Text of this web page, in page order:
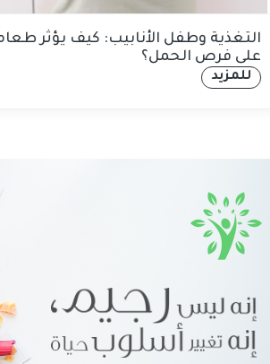
التغذية وطفل الأنابيب: كيف
على فرص الحمل؟
للمزيد